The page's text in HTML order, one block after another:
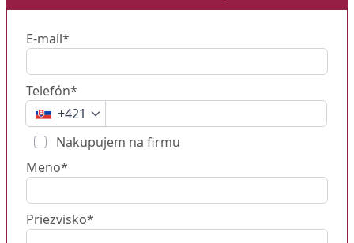
E-mail*
Telefón*
+421
Nakupujem na firmu
Meno*
Priezvisko*